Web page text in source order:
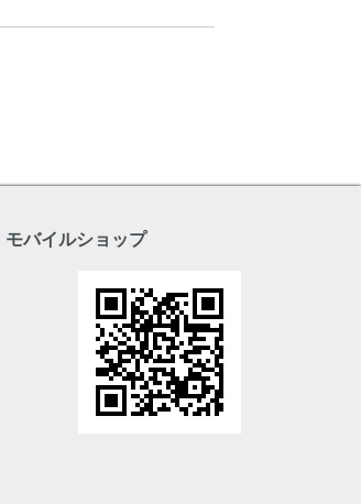
モバイルショップ